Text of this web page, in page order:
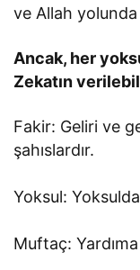
ve Allah
Ancak, her
Zekatın
Fakir: Geliri ve
şahıslardır.
Yoksul:
Muftaç: